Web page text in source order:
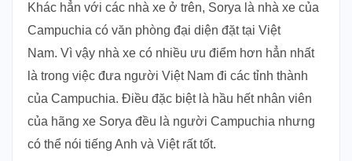
Khác hẳn với các nhà xe ở trên, Sorya là nhà xe của
Campuchia có văn phòng đại diện đặt tại Việt
Nam. Vì vậy nhà xe có nhiều ưu điểm hơn hẳn nhất
là trong việc đưa người Việt Nam đi các tỉnh thành
của Campuchia. Điều đặc biệt là hầu hết nhân viên
của hãng xe Sorya đều là người Campuchia nhưng
có thể nói tiếng Anh và Việt rất tốt.